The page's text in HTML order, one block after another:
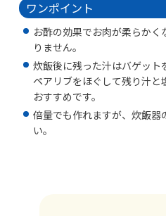
ワンポイント
お酢の効果でお肉が柔らか
りません。
炊飯後に残った汁はバゲット
ペアリブをほぐして残り汁
おすすめです。
倍量でも作れますが、炊飯器
い。